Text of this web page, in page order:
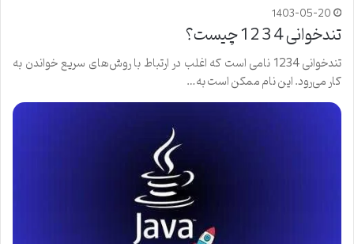
1403-05-20
تندخوانی 4 3 2 1 چیست؟
تندخوانی 1234 نامی است که اغلب در ارتباط با روش‌های سریع خواندن به
کار می‌رود. این نام ممکن است به…